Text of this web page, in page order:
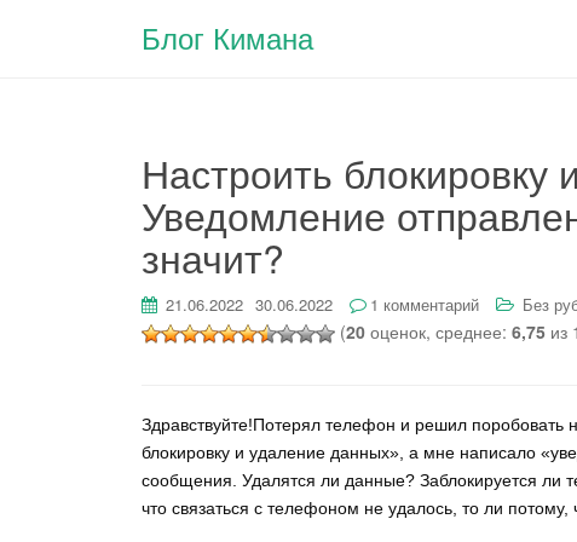
Блог Кимана
Настроить блокировку
Уведомление
значит?
21.06.2022 30.06.2022 1 комментарий Без
(20 оценок, среднее: 6,75 из
Здравствуйте!Потерял телефон и решил
блокировку и удаление данных», а мне написало
сообщения. Удалятся ли данные? Заблокируется ли
что связаться с телефоном не удалось, то ли